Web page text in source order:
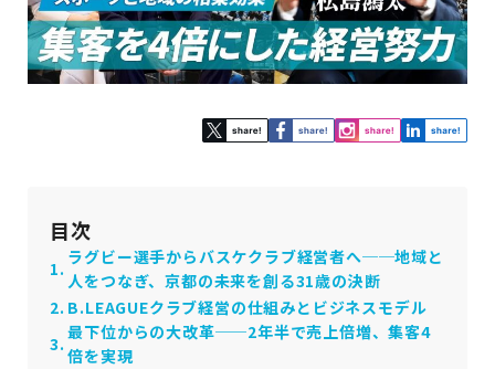
目次
ラグビー選手からバスケクラブ経営者へ──地域と
人をつなぎ、京都の未来を創る31歳の決断
B.LEAGUEクラブ経営の仕組みとビジネスモデル
最下位からの大改革──2年半で売上倍増、集客4
倍を実現